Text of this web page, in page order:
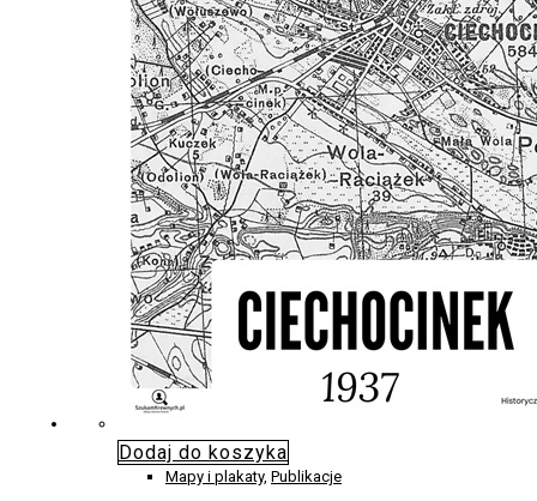
Dodaj do koszyka
Mapy i plakaty, Publikacje